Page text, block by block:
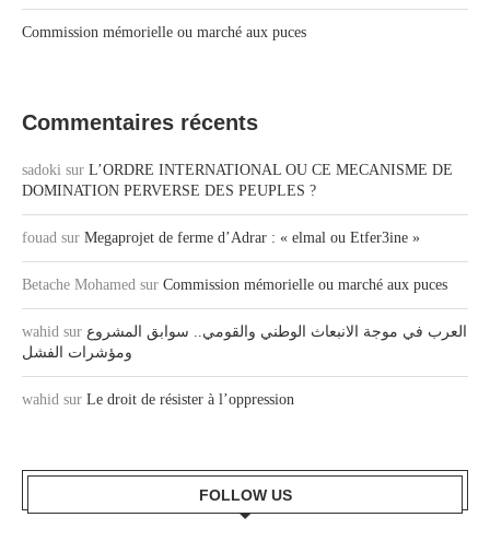
Commission mémorielle ou marché aux puces
Commentaires récents
sadoki sur L’ORDRE INTERNATIONAL OU CE MECANISME DE
DOMINATION PERVERSE DES PEUPLES ?
fouad sur Megaprojet de ferme d’Adrar : « elmal ou Etfer3ine »
Betache Mohamed sur Commission mémorielle ou marché aux puces
wahid sur العرب في موجة الانبعاث الوطني والقومي.. سوابق المشروع
ومؤشرات الفشل
wahid sur Le droit de résister à l’oppression
FOLLOW US